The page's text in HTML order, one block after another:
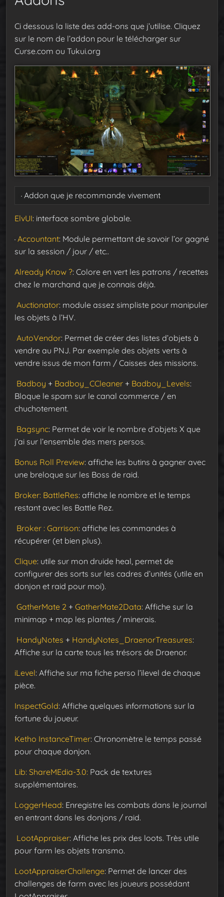
Ci dessous la liste des add-ons que j’utilise. Cliquez
sur le nom de l’addon pour le télécharger sur
Curse.com ou Tukui.org
Addon que je recommande vivement
ElvUI: interface sombre globale.
Accountant: Module permettant de savoir l’or gagné
sur la session / jour / etc..
Already Know ?: Colore en vert les patrons / recettes
chez le marchand que je connais déjà.
Auctionator: module assez simpliste pour manipuler
les objets à l’HV.
AutoVendor: Permet de créer des listes d’objets à
vendre au PNJ. Par exemple des objets verts à
vendre issus de mon farm / Caisses des missions.
Badboy + Badboy_CCleaner + Badboy_Levels:
Bloque le spam sur le canal commerce / en
chuchotement.
Bagsync: Permet de voir le nombre d’objets X que
j’ai sur l’ensemble des mers persos.
Bonus Roll Preview: affiche les butins à gagner avec
une breloque sur les Boss de raid.
Broker: BattleRes: affiche le nombre et le temps
restant avec les Battle Rez.
Broker : Garrison: affiche les commandes à
récupérer (et bien plus).
Clique: utile sur mon druide heal, permet de
configurer des sorts sur les cadres d’unités (utile en
donjon et raid pour moi).
GatherMate 2 + GatherMate2Data: Affiche sur la
minimap + map les plantes / minerais.
HandyNotes + HandyNotes_DraenorTreasures:
Affiche sur la carte tous les trésors de Draenor.
iLevel: Affiche sur ma fiche perso l’ilevel de chaque
pièce.
InspectGold: Affiche quelques informations sur la
fortune du joueur.
Ketho InstanceTimer: Chronomètre le temps passé
pour chaque donjon.
Lib: ShareMEdia-3.0: Pack de textures
supplémentaires.
LoggerHead: Enregistre les combats dans le journal
en entrant dans les donjons / raid.
LootAppraiser: Affiche les prix des loots. Très utile
pour farm les objets transmo.
LootAppraiserChallenge: Permet de lancer des
challenges de farm avec les joueurs possédant